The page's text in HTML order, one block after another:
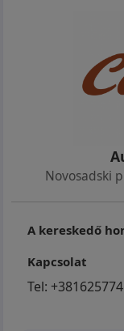
Novosadski
A kereskedő
Kapcsolat
Tel: